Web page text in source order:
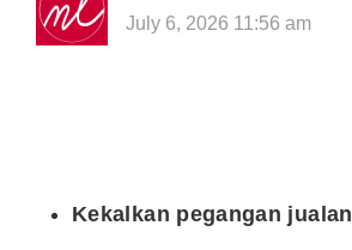
July 6, 2026 11:56 am
Kekalkan pegangan jualan